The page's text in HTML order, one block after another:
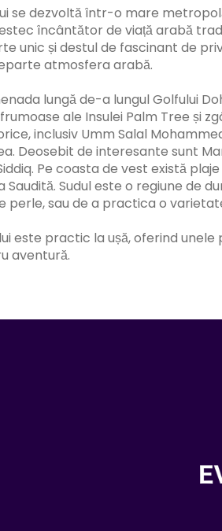
se dezvoltă într-o mare
încântător de viață arabă
unic și destul de fascinant de
atmosfera arabă.
lungă de-a lungul Golfului
ale Insulei Palm Tree și
inclusiv Umm Salal
Deosebit de interesante sunt
Pe coasta de vest există
Sudul este o regiune de
sau de a practica o
este practic la ușă, oferind unele
aventură.